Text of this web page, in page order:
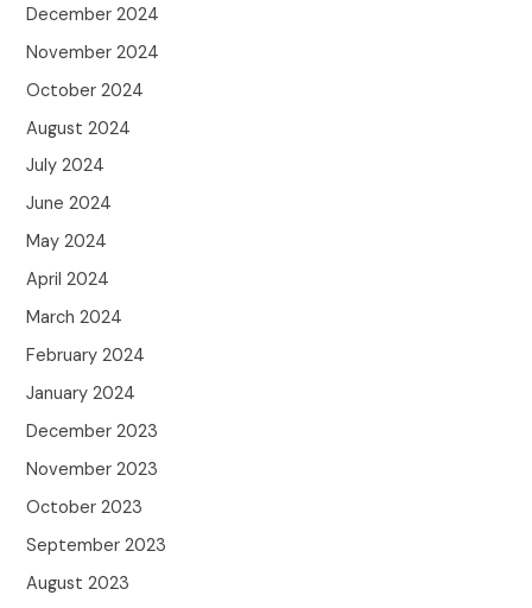
December 2024
November 2024
October 2024
August 2024
July 2024
June 2024
May 2024
April 2024
March 2024
February 2024
January 2024
December 2023
November 2023
October 2023
September 2023
August 2023